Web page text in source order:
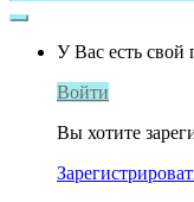
У Вас есть свой
Войти
Вы хотите